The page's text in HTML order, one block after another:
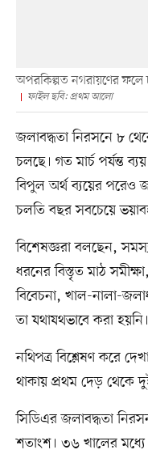
অপরকিল্পত নগরায়ণের ফলে
ফাইল ছবি: প্রথম আলো
জলাবদ্ধতা নিরসনে ৮
চলছে। গত মার্চ পর্যন্ত
বিপুল অর্থ ব্যয়ের পরেও
চলতি বছর সবচেয়ে
বিশেষজ্ঞরা বলছেন,
ধরনের বিস্তৃত মাঠ
বিবেচনা, খাল-নালা-
তা যথাযথভাবে করা হয়নি।
নথিপত্র বিশ্লেষণ করে
থাকায় প্রথম দেড় থেকে
সিডিএর জলাবদ্ধতা
শতাংশ। ৩৬ খালের